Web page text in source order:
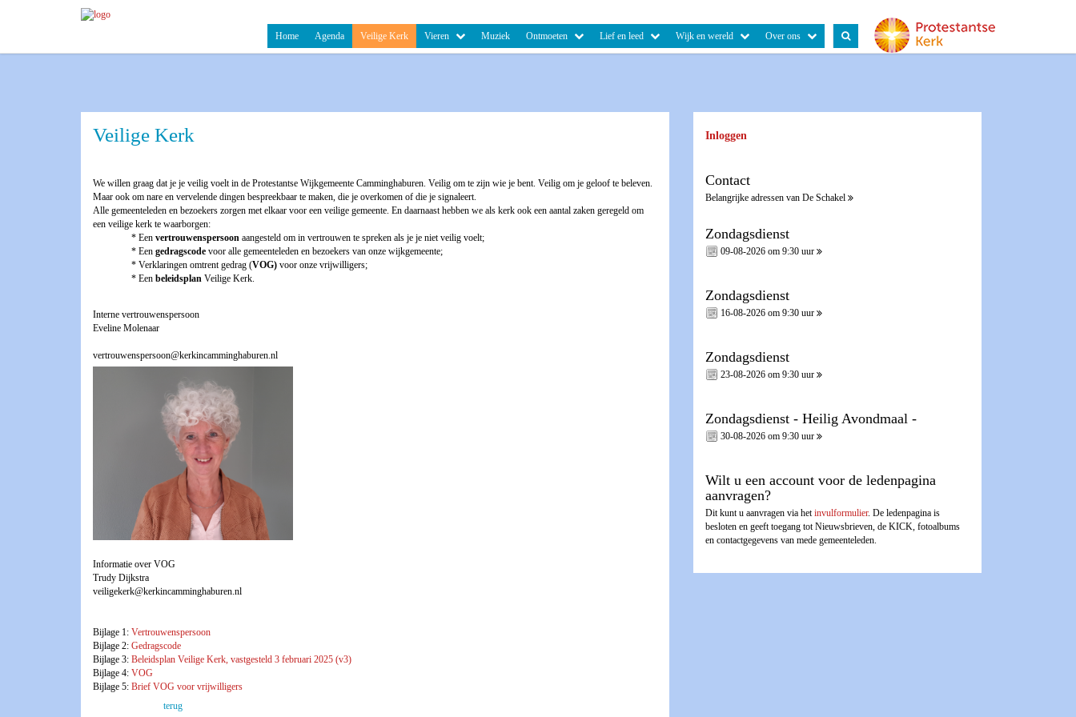
Home Agenda Veilige Kerk Vieren Muziek Ontmoeten Lief en leed Wijk en wereld Over ons
Veilige Kerk
We willen graag dat je je veilig voelt in de Protestantse Wijkgemeente Camminghaburen. Veilig om te zijn wie je bent. Veilig om je geloof te beleven.
Maar ook om nare en vervelende dingen bespreekbaar te maken, die je overkomen of die je signaleert.
Alle gemeenteleden en bezoekers zorgen met elkaar voor een veilige gemeente. En daarnaast hebben we als kerk ook een aantal zaken geregeld om
een veilige kerk te waarborgen:
* Een vertrouwenspersoon aangesteld om in vertrouwen te spreken als je je niet veilig voelt;
* Een gedragscode voor alle gemeenteleden en bezoekers van onze wijkgemeente;
* Verklaringen omtrent gedrag (VOG) voor onze vrijwilligers;
* Een beleidsplan Veilige Kerk.
Interne vertrouwenspersoon
Eveline Molenaar
vertrouwenspersoon@kerkincamminghaburen.nl
Informatie over VOG
Trudy Dijkstra
veiligekerk@kerkincamminghaburen.nl
Bijlage 1: Vertrouwenspersoon
Bijlage 2: Gedragscode
Bijlage 3: Beleidsplan Veilige Kerk, vastgesteld 3 februari 2025 (v3)
Bijlage 4: VOG
Bijlage 5: Brief VOG voor vrijwilligers
terug
Inloggen
Contact
Belangrijke adressen van De Schakel
Zondagsdienst
09-08-2026 om 9:30 uur
Zondagsdienst
16-08-2026 om 9:30 uur
Zondagsdienst
23-08-2026 om 9:30 uur
Zondagsdienst - Heilig Avondmaal -
30-08-2026 om 9:30 uur
Wilt u een account voor de ledenpagina
aanvragen?
Dit kunt u aanvragen via hetinvulformulier. De ledenpagina is
besloten en geeft toegang tot Nieuwsbrieven, de KICK, fotoalbums
en contactgegevens van mede gemeenteleden.